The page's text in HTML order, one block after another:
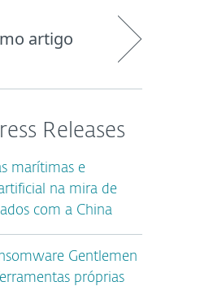
artigo
Releases
marítimas e
na mira de
com a China
Gentlemen
próprias